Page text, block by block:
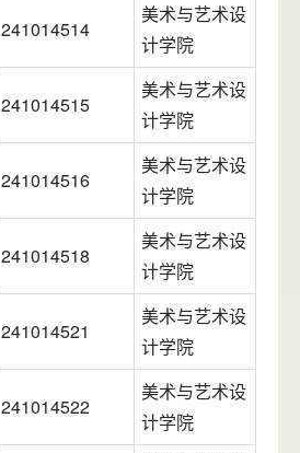
241014514
美术与艺术设
计学院
241014515
美术与艺术设
计学院
241014516
美术与艺术设
计学院
241014518
美术与艺术设
计学院
241014521
美术与艺术设
计学院
241014522
美术与艺术设
计学院